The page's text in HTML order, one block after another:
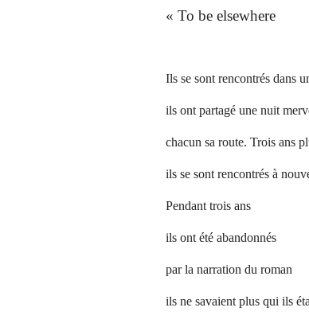
« To be elsewhere
Ils se sont rencontrés dans
ils ont partagé une nuit
chacun sa route. Trois ans
ils se sont rencontrés à
Pendant trois ans
ils ont été abandonnés
par la narration du roman
ils ne savaient plus qui ils